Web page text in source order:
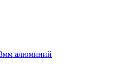
алюминий